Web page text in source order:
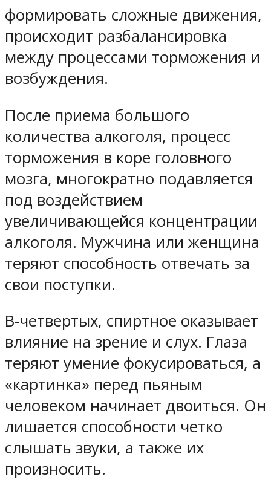
формировать сложные движения,
происходит разбалансировка
между процессами торможения и
возбуждения.
После приема большого
количества алкоголя, процесс
торможения в коре головного
мозга, многократно подавляется
под воздействием
увеличивающейся концентрации
алкоголя. Мужчина или женщина
теряют способность отвечать за
свои поступки.
В-четвертых, спиртное оказывает
влияние на зрение и слух. Глаза
теряют умение фокусироваться, а
«картинка» перед пьяным
человеком начинает двоиться. Он
лишается способности четко
слышать звуки, а также их
произносить.